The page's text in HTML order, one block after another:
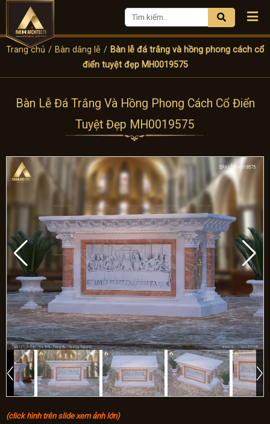
Trang chủ / Bàn dâng lễ / Bàn lễ đá trắng và hồng phong cách cổ
điển tuyệt đẹp MH0019575
Bàn Lễ Đá Trắng Và Hồng Phong Cách Cổ Điển
Tuyệt Đẹp MH0019575
(click hình trên slide xem ảnh lớn)